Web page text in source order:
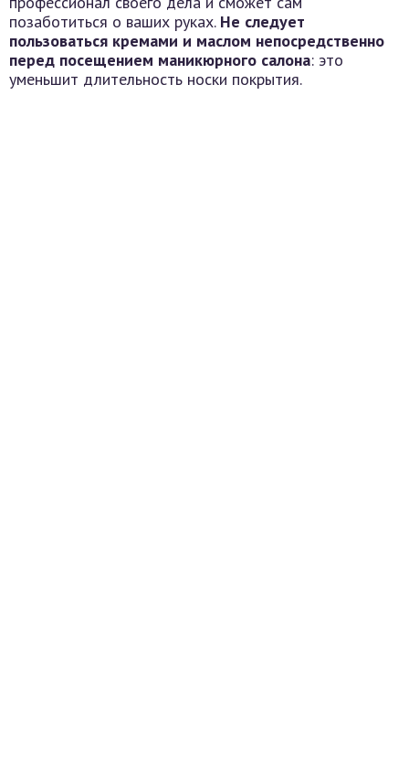
позаботиться о ваших руках. Не следует
пользоваться кремами и маслом непосредственно
перед посещением маникюрного салона: это
уменьшит длительность носки покрытия.